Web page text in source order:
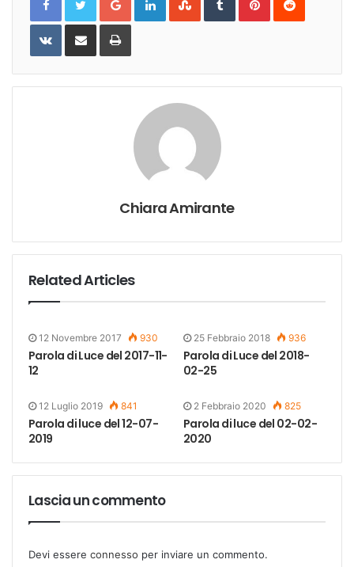
VKontakteShare
Email
Print
Chiara Amirante
Related Articles
12 Novembre 2017 930
Parola di Luce del 2017-11-
12
25 Febbraio 2018 936
Parola di Luce del 2018-
02-25
12 Luglio 2019 841
Parola di luce del 12-07-
2019
2 Febbraio 2020 825
Parola di luce del 02-02-
2020
Lascia un commento
Devi essere connesso per inviare un commento.